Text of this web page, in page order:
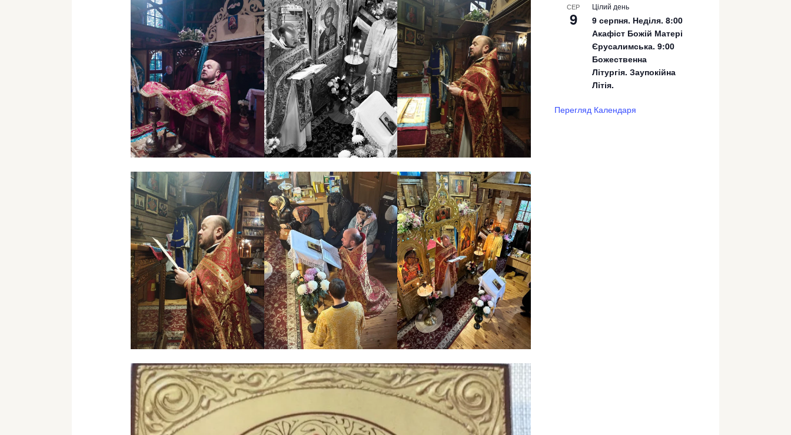
СЕР
9
Цілий день
9 серпня. Неділя. 8:00
Акафіст Божій Матері
Єрусалимська. 9:00
Божественна
Літургія. Заупокійна
Літія.
Перегляд Календаря